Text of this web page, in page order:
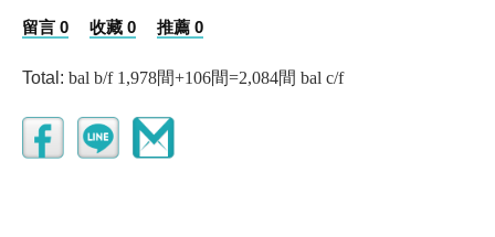
留言 0 收藏 0 推薦 0
Total: bal b/f 1,978間+106間=2,084間 bal c/f